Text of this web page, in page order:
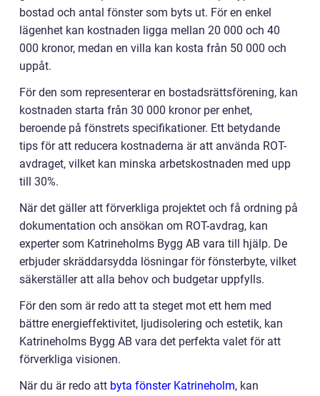
bostad och antal fönster som byts ut. För en enkel
lägenhet kan kostnaden ligga mellan 20 000 och 40
000 kronor, medan en villa kan kosta från 50 000 och
uppåt.
För den som representerar en bostadsrättsförening, kan
kostnaden starta från 30 000 kronor per enhet,
beroende på fönstrets specifikationer. Ett betydande
tips för att reducera kostnaderna är att använda ROT-
avdraget, vilket kan minska arbetskostnaden med upp
till 30%.
När det gäller att förverkliga projektet och få ordning på
dokumentation och ansökan om ROT-avdrag, kan
experter som Katrineholms Bygg AB vara till hjälp. De
erbjuder skräddarsydda lösningar för fönsterbyte, vilket
säkerställer att alla behov och budgetar uppfylls.
För den som är redo att ta steget mot ett hem med
bättre energieffektivitet, ljudisolering och estetik, kan
Katrineholms Bygg AB vara det perfekta valet för att
förverkliga visionen.
När du är redo att byta fönster Katrineholm, kan